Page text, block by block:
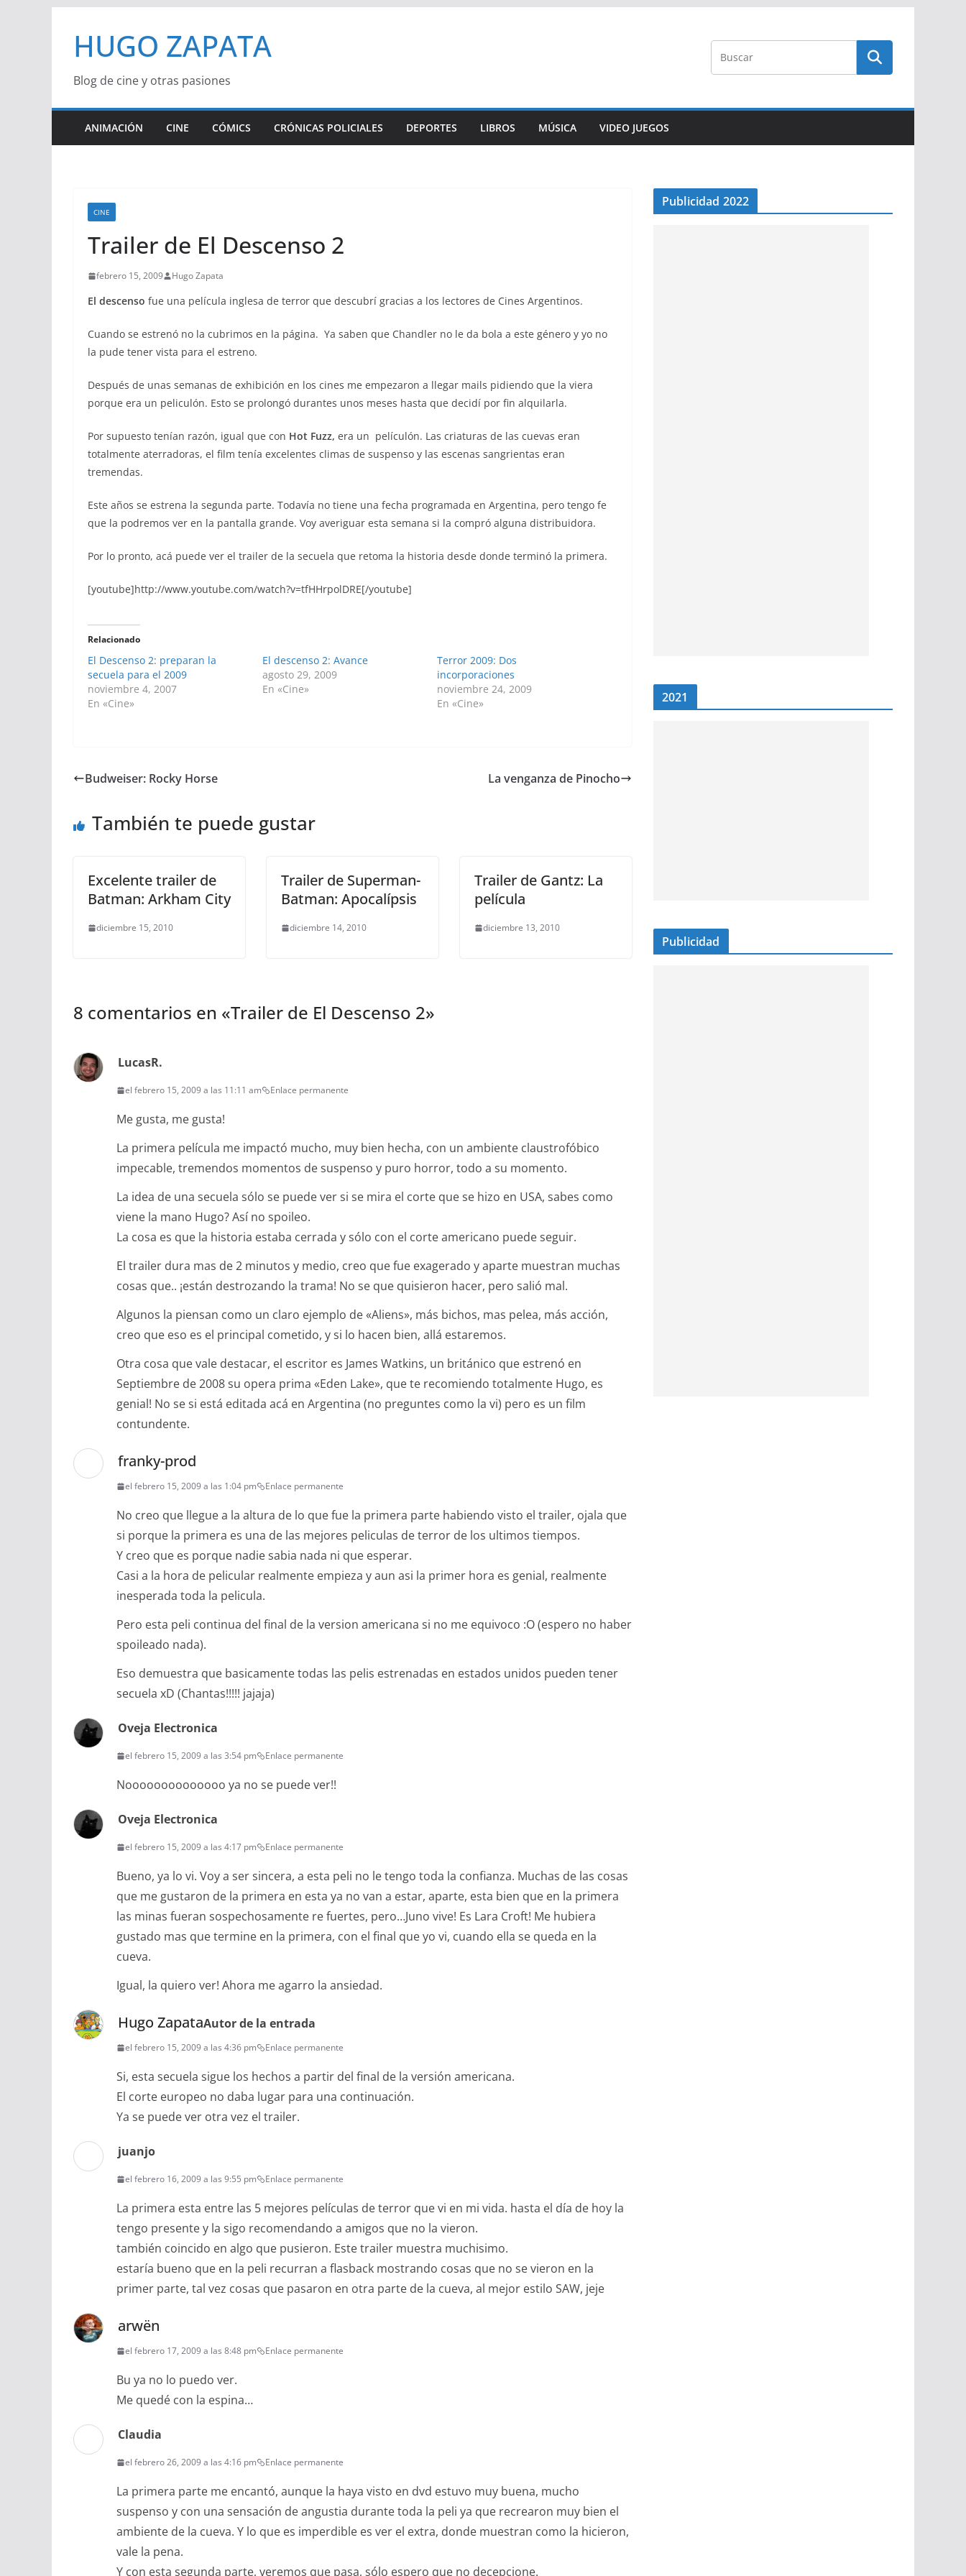
contenido
HUGO ZAPATA
Blog de cine y otras pasiones
ANIMACIÓN CINE CÓMICS CRÓNICAS POLICIALES DEPORTES LIBROS MÚSICA VIDEO JUEGOS
CINE
Trailer de El Descenso 2
febrero 15, 2009 Hugo Zapata
El descenso fue una película inglesa de terror que descubrí gracias a los lectores de Cines Argentinos.
Cuando se estrenó no la cubrimos en la página. Ya saben que Chandler no le da bola a este género y yo no
la pude tener vista para el estreno.
Después de unas semanas de exhibición en los cines me empezaron a llegar mails pidiendo que la viera
porque era un peliculón. Esto se prolongó durantes unos meses hasta que decidí por fin alquilarla.
Por supuesto tenían razón, igual que con Hot Fuzz, era un películón. Las criaturas de las cuevas eran
totalmente aterradoras, el film tenía excelentes climas de suspenso y las escenas sangrientas eran
tremendas.
Este años se estrena la segunda parte. Todavía no tiene una fecha programada en Argentina, pero tengo fe
que la podremos ver en la pantalla grande. Voy averiguar esta semana si la compró alguna distribuidora.
Por lo pronto, acá puede ver el trailer de la secuela que retoma la historia desde donde terminó la primera.
[youtube]http://www.youtube.com/watch?v=tfHHrpolDRE[/youtube]
Relacionado
El Descenso 2: preparan la
secuela para el 2009
noviembre 4, 2007
En «Cine»
El descenso 2: Avance
agosto 29, 2009
En «Cine»
Terror 2009: Dos
incorporaciones
noviembre 24, 2009
En «Cine»
Budweiser: Rocky Horse La venganza de Pinocho
También te puede gustar
Excelente trailer de
Batman: Arkham City
diciembre 15, 2010
Trailer de Superman-
Batman: Apocalípsis
diciembre 14, 2010
Trailer de Gantz: La
película
diciembre 13, 2010
8 comentarios en «Trailer de El Descenso 2»
LucasR.
el febrero 15, 2009 a las 11:11 am Enlace permanente
Me gusta, me gusta!
La primera película me impactó mucho, muy bien hecha, con un ambiente claustrofóbico
impecable, tremendos momentos de suspenso y puro horror, todo a su momento.
La idea de una secuela sólo se puede ver si se mira el corte que se hizo en USA, sabes como
viene la mano Hugo? Así no spoileo.
La cosa es que la historia estaba cerrada y sólo con el corte americano puede seguir.
El trailer dura mas de 2 minutos y medio, creo que fue exagerado y aparte muestran muchas
cosas que.. ¡están destrozando la trama! No se que quisieron hacer, pero salió mal.
Algunos la piensan como un claro ejemplo de «Aliens», más bichos, mas pelea, más acción,
creo que eso es el principal cometido, y si lo hacen bien, allá estaremos.
Otra cosa que vale destacar, el escritor es James Watkins, un británico que estrenó en
Septiembre de 2008 su opera prima «Eden Lake», que te recomiendo totalmente Hugo, es
genial! No se si está editada acá en Argentina (no preguntes como la vi) pero es un film
contundente.
franky-prod
el febrero 15, 2009 a las 1:04 pm Enlace permanente
No creo que llegue a la altura de lo que fue la primera parte habiendo visto el trailer, ojala que
si porque la primera es una de las mejores peliculas de terror de los ultimos tiempos.
Y creo que es porque nadie sabia nada ni que esperar.
Casi a la hora de pelicular realmente empieza y aun asi la primer hora es genial, realmente
inesperada toda la pelicula.
Pero esta peli continua del final de la version americana si no me equivoco :O (espero no haber
spoileado nada).
Eso demuestra que basicamente todas las pelis estrenadas en estados unidos pueden tener
secuela xD (Chantas!!!!! jajaja)
Oveja Electronica
el febrero 15, 2009 a las 3:54 pm Enlace permanente
Noooooooooooooo ya no se puede ver!!
Oveja Electronica
el febrero 15, 2009 a las 4:17 pm Enlace permanente
Bueno, ya lo vi. Voy a ser sincera, a esta peli no le tengo toda la confianza. Muchas de las cosas
que me gustaron de la primera en esta ya no van a estar, aparte, esta bien que en la primera
las minas fueran sospechosamente re fuertes, pero…Juno vive! Es Lara Croft! Me hubiera
gustado mas que termine en la primera, con el final que yo vi, cuando ella se queda en la
cueva.
Igual, la quiero ver! Ahora me agarro la ansiedad.
Hugo ZapataAutor de la entrada
el febrero 15, 2009 a las 4:36 pm Enlace permanente
Si, esta secuela sigue los hechos a partir del final de la versión americana.
El corte europeo no daba lugar para una continuación.
Ya se puede ver otra vez el trailer.
juanjo
el febrero 16, 2009 a las 9:55 pm Enlace permanente
La primera esta entre las 5 mejores películas de terror que vi en mi vida. hasta el día de hoy la
tengo presente y la sigo recomendando a amigos que no la vieron.
también coincido en algo que pusieron. Este trailer muestra muchisimo.
estaría bueno que en la peli recurran a flasback mostrando cosas que no se vieron en la
primer parte, tal vez cosas que pasaron en otra parte de la cueva, al mejor estilo SAW, jeje
arwën
el febrero 17, 2009 a las 8:48 pm Enlace permanente
Bu ya no lo puedo ver.
Me quedé con la espina…
Claudia
el febrero 26, 2009 a las 4:16 pm Enlace permanente
La primera parte me encantó, aunque la haya visto en dvd estuvo muy buena, mucho
suspenso y con una sensación de angustia durante toda la peli ya que recrearon muy bien el
ambiente de la cueva. Y lo que es imperdible es ver el extra, donde muestran como la hicieron,
vale la pena.
Y con esta segunda parte, veremos que pasa, sólo espero que no decepcione.
Publicidad 2022
2021
Publicidad